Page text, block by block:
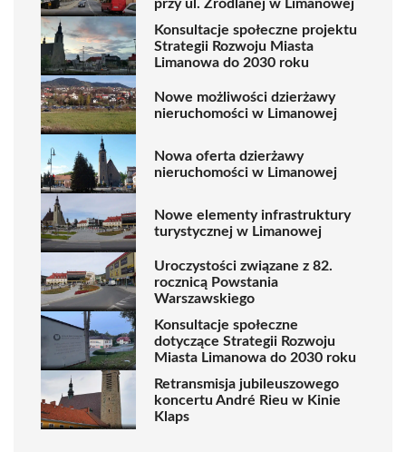
przy ul. Źródlanej w Limanowej
Konsultacje społeczne projektu
Strategii Rozwoju Miasta
Limanowa do 2030 roku
Nowe możliwości dzierżawy
nieruchomości w Limanowej
Nowa oferta dzierżawy
nieruchomości w Limanowej
Nowe elementy infrastruktury
turystycznej w Limanowej
Uroczystości związane z 82.
rocznicą Powstania
Warszawskiego
Konsultacje społeczne
dotyczące Strategii Rozwoju
Miasta Limanowa do 2030 roku
Retransmisja jubileuszowego
koncertu André Rieu w Kinie
Klaps